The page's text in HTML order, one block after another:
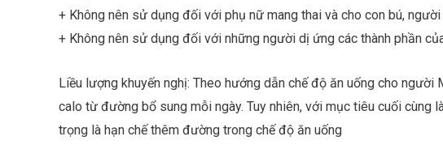
+ Không nên sử dụng đối với phụ nữ mang thai và cho con bú,
+ Không nên sử dụng đối với những người dị ứng các thành phần
Liều lượng khuyến nghị: Theo hướng dẫn chế độ ăn uống cho
calo từ đường bổ sung mỗi ngày. Tuy nhiên, với mục tiêu cuối cùng
trọng là hạn chế thêm đường trong chế độ ăn uống